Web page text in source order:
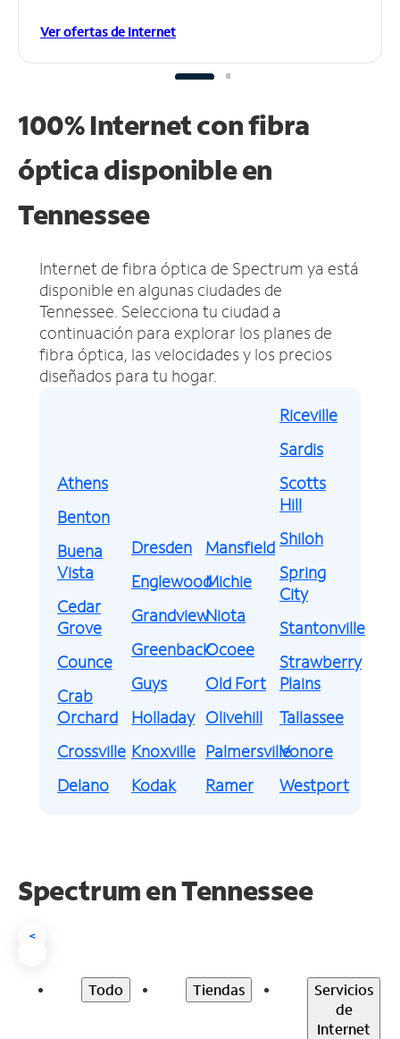
Ver ofertas de Internet
100% Internet con fibra
óptica disponible en
Tennessee
Internet de fibra óptica de Spectrum ya está
disponible en algunas ciudades de
Tennessee. Selecciona tu ciudad a
continuación para explorar los planes de
fibra óptica, las velocidades y los precios
diseñados para tu hogar.
Athens
Benton
Buena
Vista
Cedar
Grove
Counce
Crab
Orchard
Crossville
Delano
Dresden
Englewood
Grandview
Greenback
Guys
Holladay
Knoxville
Kodak
Mansfield
Michie
Niota
Ocoee
Old Fort
Olivehill
Palmersville
Ramer
Riceville
Sardis
Scotts
Hill
Shiloh
Spring
City
Stantonville
Strawberry
Plains
Tallassee
Vonore
Westport
Spectrum enTennessee
<
Todo Tiendas
Servicios
de
Internet